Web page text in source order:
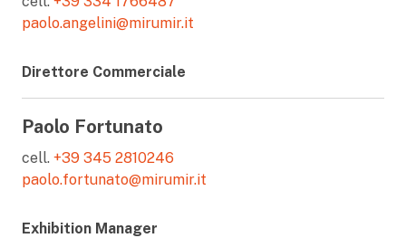
paolo.angelini@mirumir.it
Direttore Commerciale
Paolo Fortunato
cell. +39 345 2810246
paolo.fortunato@mirumir.it
Exhibition Manager